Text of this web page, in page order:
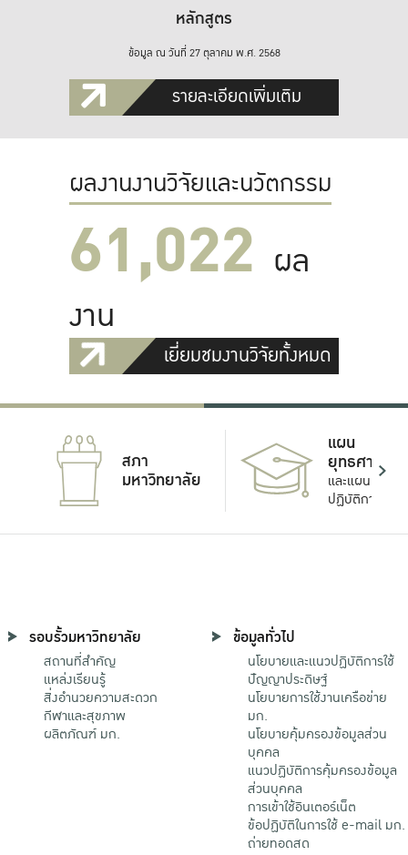
หลักสูตร
ข้อมูล ณ วันที่ 27 ตุลาคม พ.ศ. 2568
รายละเอียดเพิ่มเติม
ผลงานงานวิจัยและนวัตกรรม
61,022 ผล
งาน
เยี่ยมชมงานวิจัยทั้งหมด
สภา
มหาวิทยาลัย
แผน
ยุทธศาสตร์
และแผน
ปฏิบัติการ
รอบรั้วมหาวิทยาลัย
สถานที่สำคัญ
แหล่งเรียนรู้
สิ่งอำนวยความสะดวก
กีฬาและสุขภาพ
ผลิตภัณฑ์ มก.
ข้อมูลทั่วไป
นโยบายและแนวปฏิบัติการใช้
ปัญญาประดิษฐ์
นโยบายการใช้งานเครือข่าย
มก.
นโยบายคุ้มครองข้อมูลส่วน
บุคคล
แนวปฏิบัติการคุ้มครองข้อมูล
ส่วนบุคคล
การเข้าใช้อินเตอร์เน็ต
ข้อปฏิบัติในการใช้ e-mail มก.
ถ่ายทอดสด